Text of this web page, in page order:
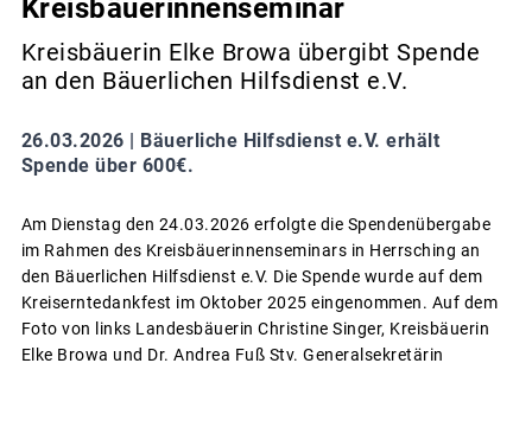
Kreisbäuerinnenseminar
Kreisbäuerin Elke Browa übergibt Spende
an den Bäuerlichen Hilfsdienst e.V.
26.03.2026 | Bäuerliche Hilfsdienst e.V. erhält
Spende über 600€.
Am Dienstag den 24.03.2026 erfolgte die Spendenübergabe
im Rahmen des Kreisbäuerinnenseminars in Herrsching an
den Bäuerlichen Hilfsdienst e.V. Die Spende wurde auf dem
Kreiserntedankfest im Oktober 2025 eingenommen. Auf dem
Foto von links Landesbäuerin Christine Singer, Kreisbäuerin
Elke Browa und Dr. Andrea Fuß Stv. Generalsekretärin